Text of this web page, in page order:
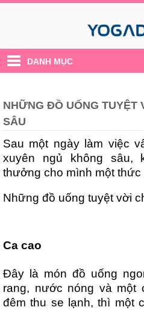
DANH MỤC
NHỮNG ĐỒ UỐNG TUYỆT
SÂU
Sau một ngày làm việc
xuyên ngủ không sâu,
thưởng cho mình một
Những đồ uống tuyệt vời
Ca cao
Đây là món đồ uống
rang, nước nóng và một
đêm thu se lạnh, thì một